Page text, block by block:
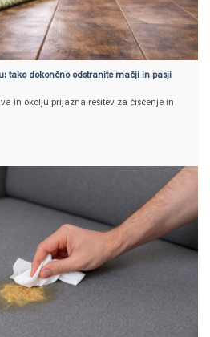
tako dokončno odstranite mačji in pasji
in okolju prijazna rešitev za čiščenje in